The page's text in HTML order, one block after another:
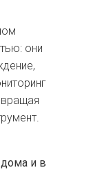
они
и в